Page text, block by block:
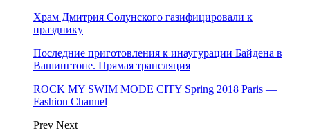
Храм Дмитрия Солунского газифицировали к
празднику
Последние приготовления к инаугурации Байдена в
Вашингтоне. Прямая трансляция
ROCK MY SWIM MODE CITY Spring 2018 Paris —
Fashion Channel
Prev Next